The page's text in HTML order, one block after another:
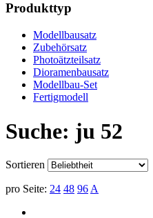
Produkttyp
Modellbausatz
Zubehörsatz
Photoätzteilsatz
Dioramenbausatz
Modellbau-Set
Fertigmodell
Suche: ju 52
Sortieren
pro Seite: 24 48 96 A